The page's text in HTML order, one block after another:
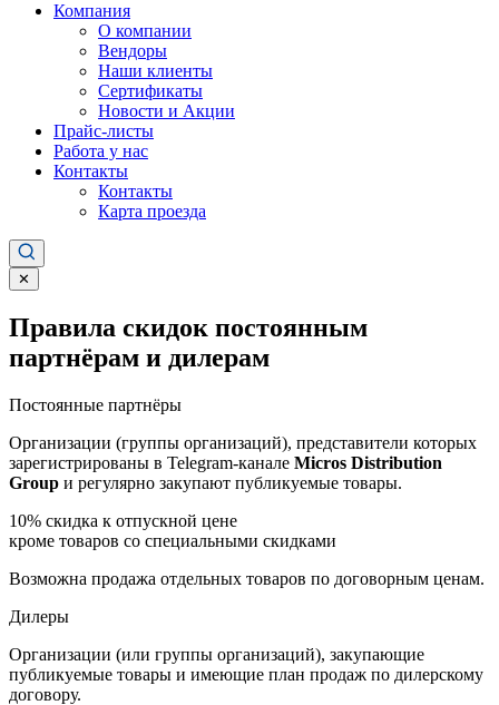
Компания
О компании
Вендоры
Наши клиенты
Сертификаты
Новости и Акции
Прайс-листы
Работа у нас
Контакты
Контакты
Карта проезда
✕
Правила скидок постоянным
партнёрам и дилерам
Постоянные партнёры
Организации (группы организаций), представители которых
зарегистрированы в Telegram-канале Micros Distribution
Group и регулярно закупают публикуемые товары.
10% скидка к отпускной цене
кроме товаров со специальными скидками
Возможна продажа отдельных товаров по договорным ценам.
Дилеры
Организации (или группы организаций), закупающие
публикуемые товары и имеющие план продаж по дилерскому
договору.